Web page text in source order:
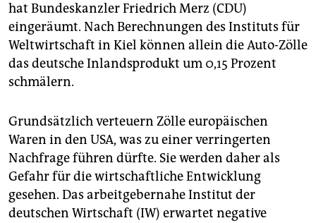
hat Bundeskanzler Friedrich Merz (CDU)
eingeräumt. Nach Berechnungen des Instituts für
Weltwirtschaft in Kiel können allein die Auto-Zölle
das deutsche Inlandsprodukt um 0,15 Prozent
schmälern.
Grundsätzlich verteuern Zölle europäischen
Waren in den USA, was zu einer verringerten
Nachfrage führen dürfte. Sie werden daher als
Gefahr für die wirtschaftliche Entwicklung
gesehen. Das arbeitgebernahe Institut der
deutschen Wirtschaft (IW) erwartet negative